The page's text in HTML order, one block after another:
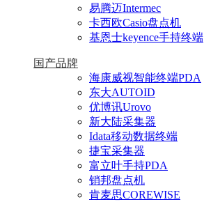
易腾迈Intermec
卡西欧Casio盘点机
基恩士keyence手持终端
国产品牌
海康威视智能终端PDA
东大AUTOID
优博讯Urovo
新大陆采集器
Idata移动数据终端
捷宝采集器
富立叶手持PDA
销邦盘点机
肯麦思COREWISE